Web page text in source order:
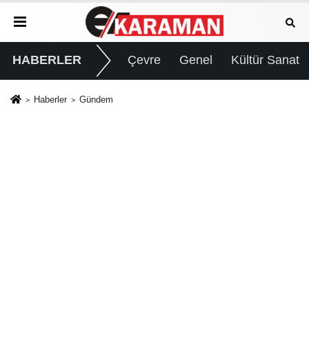
HABERLER Çevre Genel Kültür Sanat
Haberler Gündem